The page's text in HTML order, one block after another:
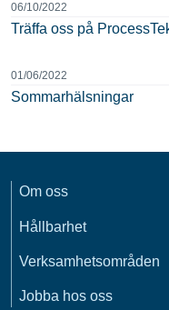
06/10/2022
Träffa oss på
01/06/2022
Sommarhälsningar
Om oss
Hållbarhet
Verksamhetsområden
Jobba hos oss